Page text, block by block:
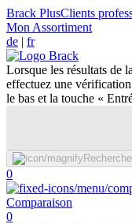
Brack PlusClients
Mon Assortiment
de | fr
Lorsque les résultats de
effectuez une
le bas et la touche «
0
Comparaison
0